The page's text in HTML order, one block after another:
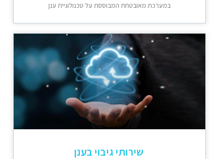
במערכת מאובטחת המבוססת על טכנולוגיית ענן
שירותי גיבוי בענן